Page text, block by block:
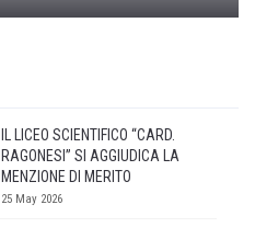
IL LICEO SCIENTIFICO “CARD.
RAGONESI” SI AGGIUDICA LA
MENZIONE DI MERITO
25 May 2026